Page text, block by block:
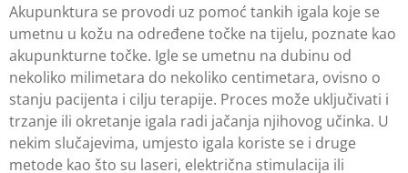
Akupunktura se provodi uz pomoć tankih igala koje se
umetnu u kožu na određene točke na tijelu, poznate kao
akupunkturne točke. Igle se umetnu na dubinu od
nekoliko milimetara do nekoliko centimetara, ovisno o
stanju pacijenta i cilju terapije. Proces može uključivati i
trzanje ili okretanje igala radi jačanja njihovog učinka. U
nekim slučajevima, umjesto igala koriste se i druge
metode kao što su laseri, električna stimulacija ili